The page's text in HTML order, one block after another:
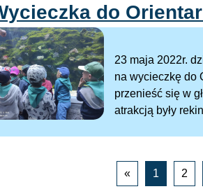
do
23 maja 2022r.
na wycieczkę do
przenieść się w
atrakcją były
« 1 2